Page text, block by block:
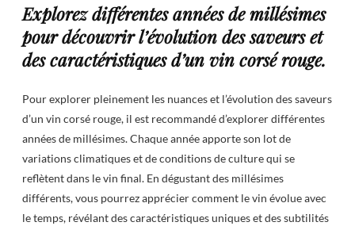
Explorez différentes années de millésimes
pour découvrir l’évolution des saveurs et
des caractéristiques d’un vin corsé rouge.
Pour explorer pleinement les nuances et l’évolution des saveurs
d’un vin corsé rouge, il est recommandé d’explorer différentes
années de millésimes. Chaque année apporte son lot de
variations climatiques et de conditions de culture qui se
reflètent dans le vin final. En dégustant des millésimes
différents, vous pourrez apprécier comment le vin évolue avec
le temps, révélant des caractéristiques uniques et des subtilités